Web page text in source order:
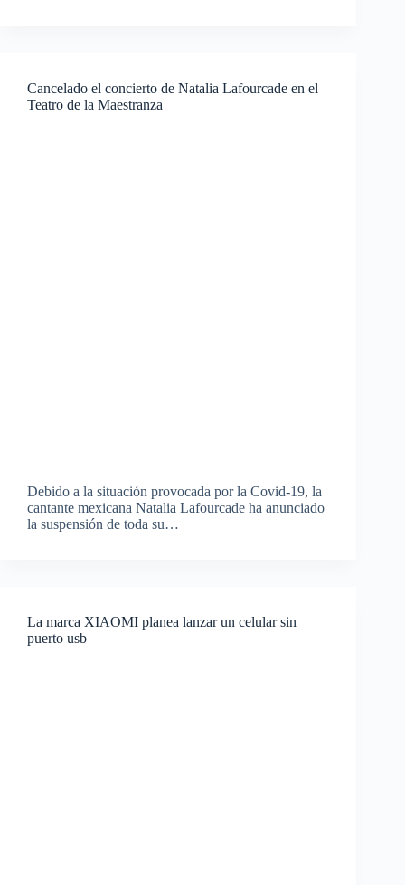
Cancelado el concierto de Natalia Lafourcade en el
Teatro de la Maestranza
Debido a la situación provocada por la Covid-19, la
cantante mexicana Natalia Lafourcade ha anunciado
la suspensión de toda su…
La marca XIAOMI planea lanzar un celular sin
puerto usb